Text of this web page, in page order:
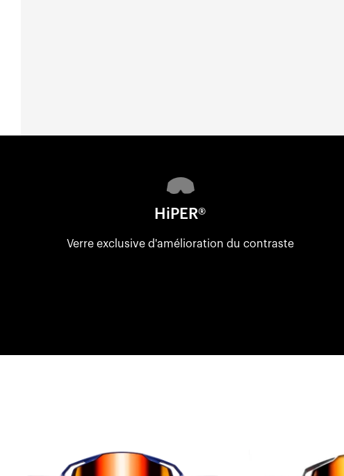
HiPER®
Verre exclusive d'amélioration du contraste